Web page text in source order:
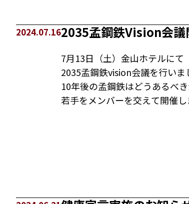
2035孟鋼鉄Vision会議
7月13日（土）金山ホテルにて
2035孟鋼鉄vision会議を行いま
10年後の孟鋼鉄はどうあるべき
若手をメンバーを交えて開催し
2024.07.16